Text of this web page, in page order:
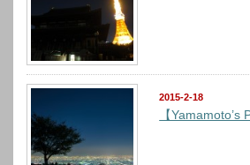
2015-2-18
【Yamamoto’s